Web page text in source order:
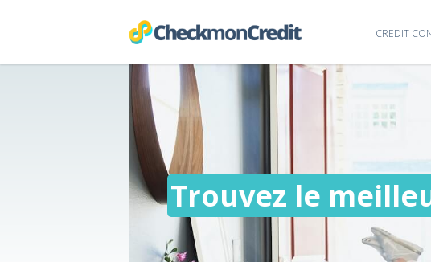
CREDIT
Trouvez le